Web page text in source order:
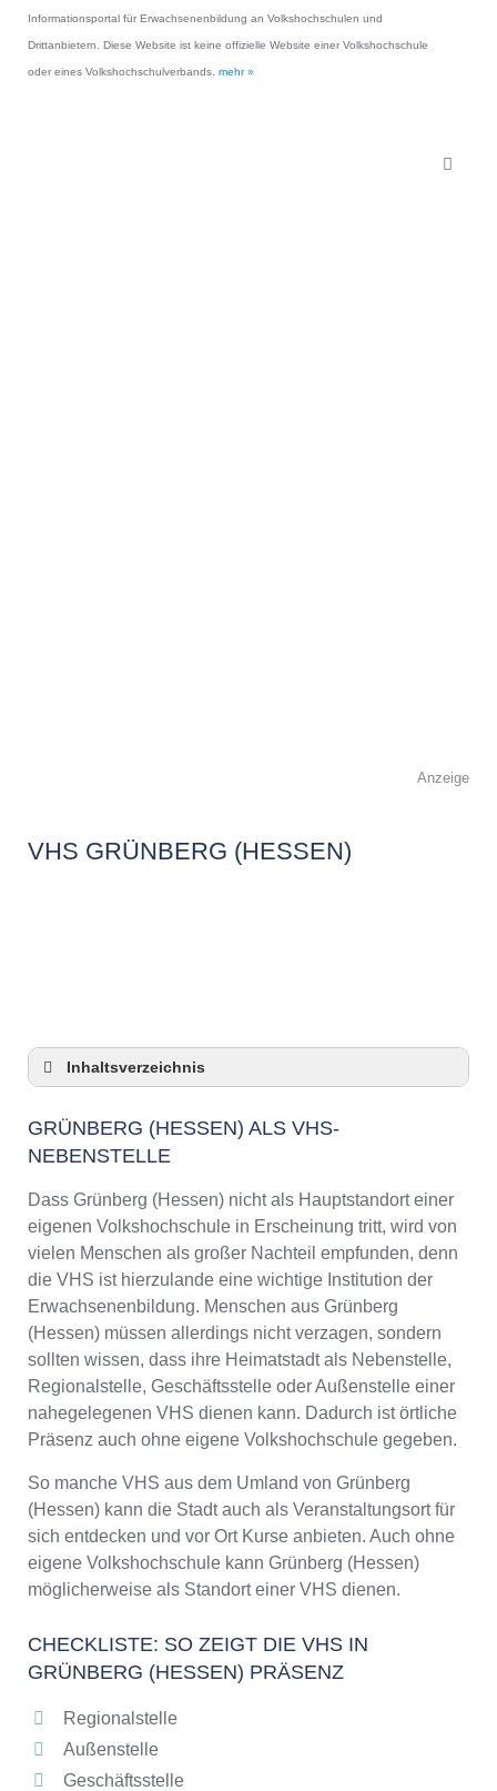
Informationsportal für Erwachsenenbildung an Volkshochschulen und
Drittanbietern. Diese Website ist keine offizielle Website einer Volkshochschule
oder eines Volkshochschulverbands. mehr »
Anzeige
VHS GRÜNBERG (HESSEN)
Inhaltsverzeichnis
Checkliste: So zeigt die VHS in Grünberg
(Hessen) Präsenz
(Hessen) an VHS-Kursen
VHS Grünberg (Hessen) Kurse und
Umgebung
VHS Grünberg (Hessen) – Öffnungszeiten und
Telefonnummer
Online-Kurse – Alternative Angebote zu einem
Kurs an der VHS
Top-Kurse an der Abendschule Grünberg
(Hessen)
Weiterbildung in Grünberg (Hessen)
VHS Grünberg (Hessen) Programm 2025 /
2026
GRÜNBERG (HESSEN) ALS VHS-
NEBENSTELLE
Dass Grünberg (Hessen) nicht als Hauptstandort einer
eigenen Volkshochschule in Erscheinung tritt, wird von
vielen Menschen als großer Nachteil empfunden, denn
die VHS ist hierzulande eine wichtige Institution der
Erwachsenenbildung. Menschen aus Grünberg
(Hessen) müssen allerdings nicht verzagen, sondern
sollten wissen, dass ihre Heimatstadt als Nebenstelle,
Regionalstelle, Geschäftsstelle oder Außenstelle einer
nahegelegenen VHS dienen kann. Dadurch ist örtliche
Präsenz auch ohne eigene Volkshochschule gegeben.
So manche VHS aus dem Umland von Grünberg
(Hessen) kann die Stadt auch als Veranstaltungsort für
sich entdecken und vor Ort Kurse anbieten. Auch ohne
eigene Volkshochschule kann Grünberg (Hessen)
möglicherweise als Standort einer VHS dienen.
CHECKLISTE: SO ZEIGT DIE VHS IN
GRÜNBERG (HESSEN) PRÄSENZ
Regionalstelle
Außenstelle
Geschäftsstelle